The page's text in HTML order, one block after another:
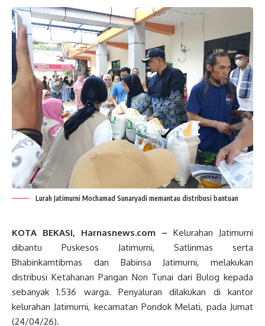
Lurah Jatimurni Mochamad Sunaryadi memantau distribusi bantuan
KOTA BEKASI, Harnasnews.com – Kelurahan Jatimurni
dibantu Puskesos Jatimurni, Satlinmas serta
Bhabinkamtibmas dan Babinsa Jatimurni, melakukan
distribusi Ketahanan Pangan Non Tunai dari Bulog kepada
sebanyak 1.536 warga. Penyaluran dilakukan di kantor
kelurahan Jatimurni, kecamatan Pondok Melati, pada Jumat
(24/04/26).